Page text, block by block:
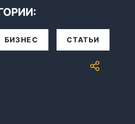
БИЗНЕС СТАТЬИ